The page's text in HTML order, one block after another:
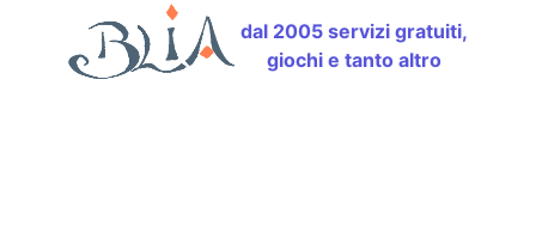
dal 2005 servizi gratuiti,
giochi e tanto altro